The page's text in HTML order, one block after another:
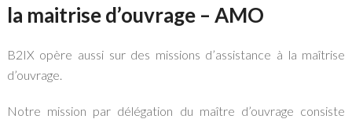
la maitrise d’ouvrage – AMO
B2IX opère aussi sur des missions d’assistance à la maîtrise
d’ouvrage.
Notre mission par délégation du maître d’ouvrage consiste